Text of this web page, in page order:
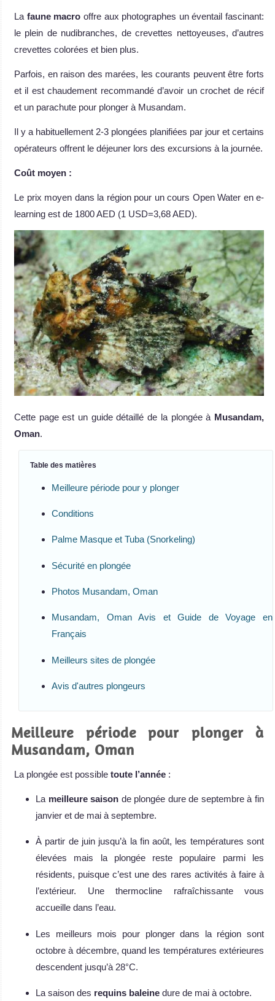
La faune macro offre aux photographes un éventail fascinant:
le plein de nudibranches, de crevettes nettoyeuses, d’autres
crevettes colorées et bien plus.
Parfois, en raison des marées, les courants peuvent être forts
et il est chaudement recommandé d’avoir un crochet de récif
et un parachute pour plonger à Musandam.
Il y a habituellement 2-3 plongées planifiées par jour et certains
opérateurs offrent le déjeuner lors des excursions à la journée.
Coût moyen :
Le prix moyen dans la région pour un cours Open Water en e-
learning est de 1800 AED (1 USD=3,68 AED).
Cette page est un guide détaillé de la plongée à Musandam,
Oman.
Table des matières
Meilleure période pour y plonger
Conditions
Palme Masque et Tuba (Snorkeling)
Sécurité en plongée
Photos Musandam, Oman
Musandam, Oman Avis et Guide de Voyage en
Français
Meilleurs sites de plongée
Avis d'autres plongeurs
Meilleure période pour plonger à
Musandam, Oman
La plongée est possible toute l’année :
La meilleure saison de plongée dure de septembre à fin
janvier et de mai à septembre.
À partir de juin jusqu’à la fin août, les températures sont
élevées mais la plongée reste populaire parmi les
résidents, puisque c’est une des rares activités à faire à
l’extérieur. Une thermocline rafraîchissante vous
accueille dans l’eau.
Les meilleurs mois pour plonger dans la région sont
octobre à décembre, quand les températures extérieures
descendent jusqu’à 28°C.
La saison des requins baleine dure de mai à octobre.